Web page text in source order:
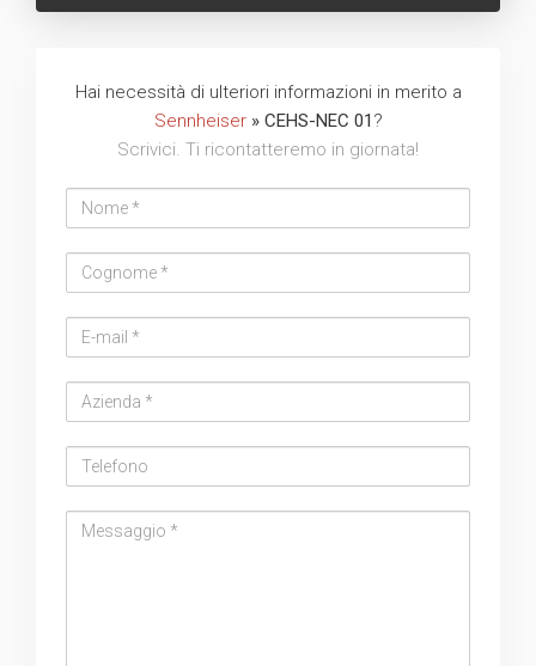
Hai necessità di ulteriori informazioni in merito a
Sennheiser» CEHS-NEC 01 ?
Scrivici. Ti ricontatteremo in giornata!
address